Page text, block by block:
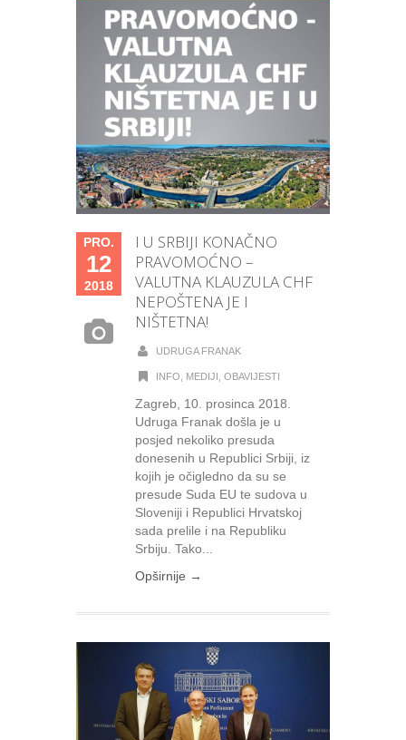
PRO.
12
2018
I U SRBIJI KONAČNO
PRAVOMOĆNO –
VALUTNA KLAUZULA CHF
NEPOŠTENA JE I
NIŠTETNA!
UDRUGA FRANAK
INFO MEDIJI OBAVIJESTI
Zagreb, 10. prosinca 2018.
Udruga Franak došla je u
posjed nekoliko presuda
donesenih u Republici Srbiji, iz
kojih je očigledno da su se
presude Suda EU te sudova u
Sloveniji i Republici Hrvatskoj
sada prelile i na Republiku
Srbiju. Tako...
Opširnije →